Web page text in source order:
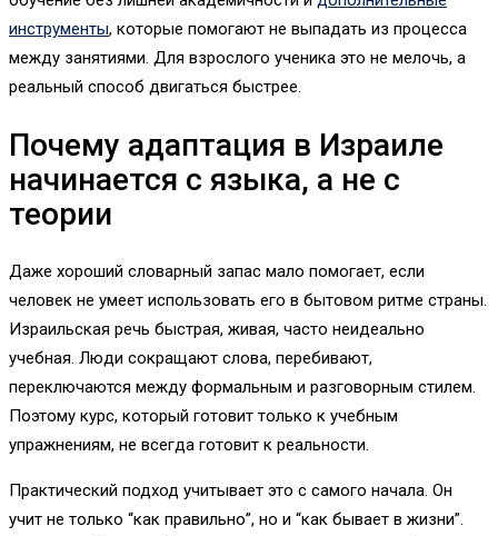
инструменты, которые помогают не выпадать из процесса
между занятиями. Для взрослого ученика это не мелочь, а
реальный способ двигаться быстрее.
Почему адаптация в Израиле
начинается с языка, а не с
теории
Даже хороший словарный запас мало помогает, если
человек не умеет использовать его в бытовом ритме страны.
Израильская речь быстрая, живая, часто неидеально
учебная. Люди сокращают слова, перебивают,
переключаются между формальным и разговорным стилем.
Поэтому курс, который готовит только к учебным
упражнениям, не всегда готовит к реальности.
Практический подход учитывает это с самого начала. Он
учит не только “как правильно”, но и “как бывает в жизни”.